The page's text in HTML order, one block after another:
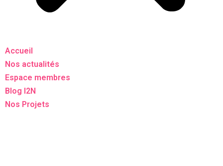
Accueil
Nos actualités
Espace membres
Blog I2N
Nos Projets